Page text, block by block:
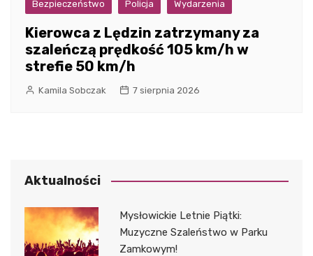
Bezpieczeństwo Policja Wydarzenia
Kierowca z Lędzin zatrzymany za
szaleńczą prędkość 105 km/h w
strefie 50 km/h
Kamila Sobczak 7 sierpnia 2026
Aktualności
Mysłowickie Letnie Piątki:
Muzyczne Szaleństwo w Parku
Zamkowym!